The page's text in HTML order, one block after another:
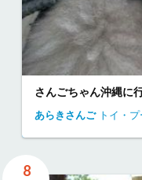
さんごちゃん沖縄に
あらきさんご トイ・
8